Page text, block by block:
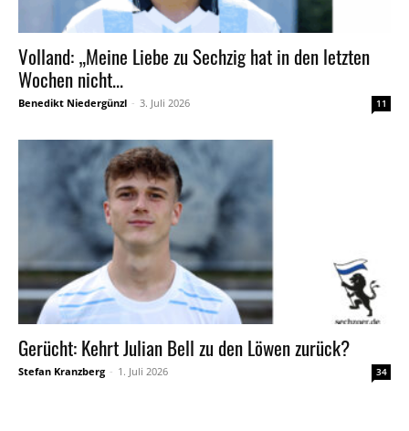
Volland: „Meine Liebe zu Sechzig hat in den letzten
Wochen nicht...
Benedikt Niedergünzl - 3. Juli 2026 11
Gerücht: Kehrt Julian Bell zu den Löwen zurück?
Stefan Kranzberg - 1. Juli 2026 34